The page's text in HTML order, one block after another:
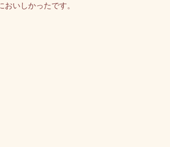
いしかったです。